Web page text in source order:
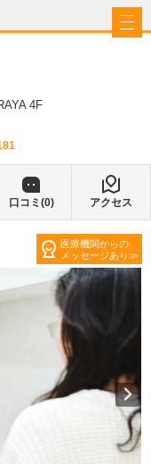
4F
口コミ(0) アクセス
医療機関からの
メッセージあり